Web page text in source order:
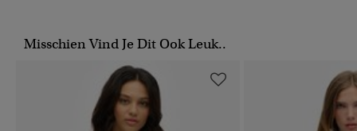
Misschien Vind Je Dit Ook Leuk..